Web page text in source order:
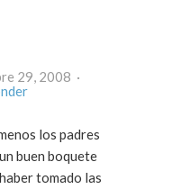
Mauro en noviembre 29, 2008 ·
los padres
buen boquete
tomado las